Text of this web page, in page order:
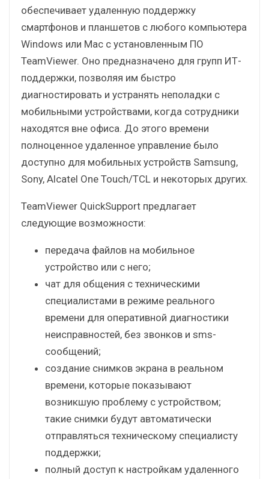
обеспечивает удаленную поддержку
смартфонов и планшетов с любого компьютера
Windows или Mac с установленным ПО
TeamViewer. Оно предназначено для групп ИТ-
поддержки, позволяя им быстро
диагностировать и устранять неполадки с
мобильными устройствами, когда сотрудники
находятся вне офиса. До этого времени
полноценное удаленное управление было
доступно для мобильных устройств Samsung,
Sony, Alcatel One Touch/TCL и некоторых других.
TeamViewer QuickSupport предлагает
следующие возможности:
передача файлов на мобильное
устройство или с него;
чат для общения с техническими
специалистами в режиме реального
времени для оперативной диагностики
неисправностей, без звонков и sms-
сообщений;
создание снимков экрана в реальном
времени, которые показывают
возникшую проблему с устройством;
такие снимки будут автоматически
отправляться техническому специалисту
поддержки;
полный доступ к настройкам удаленного